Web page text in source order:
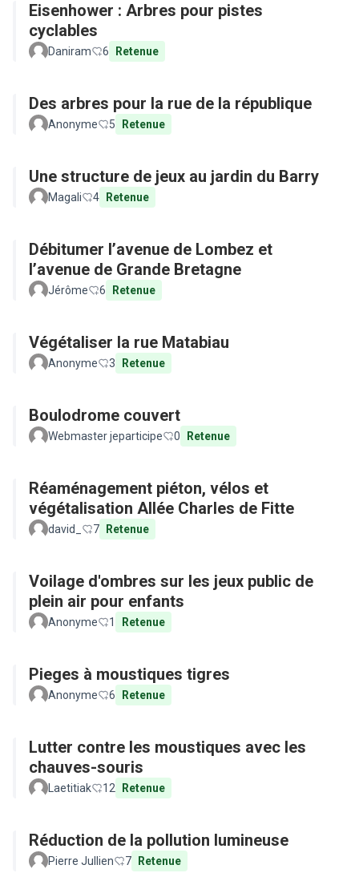
Eisenhower : Arbres pour pistes
cyclables
Daniram 6 Retenue
Des arbres pour la rue de la république
Anonyme 5 Retenue
Une structure de jeux au jardin du Barry
Magali 4 Retenue
Débitumer l’avenue de Lombez et
l’avenue de Grande Bretagne
Jérôme 6 Retenue
Végétaliser la rue Matabiau
Anonyme 3 Retenue
Boulodrome couvert
Webmaster jeparticipe 0 Retenue
Réaménagement piéton, vélos et
végétalisation Allée Charles de Fitte
david_ 7 Retenue
Voilage d'ombres sur les jeux public de
plein air pour enfants
Anonyme 1 Retenue
Pieges à moustiques tigres
Anonyme 6 Retenue
Lutter contre les moustiques avec les
chauves-souris
Laetitiak 12 Retenue
Réduction de la pollution lumineuse
Pierre Jullien 7 Retenue